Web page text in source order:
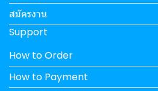
สมัครงาน
Support
How to Order
How to Payment